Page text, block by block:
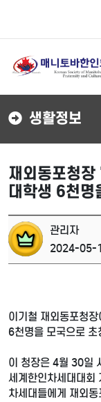
생활정보
재외동포청
대학생 6천명
관리자
2024-05-
이기철 재외동포청
6천명을 모국으로 초
이 청장은 4월 30일
세계한인차세대대회
차세대들에게 재외